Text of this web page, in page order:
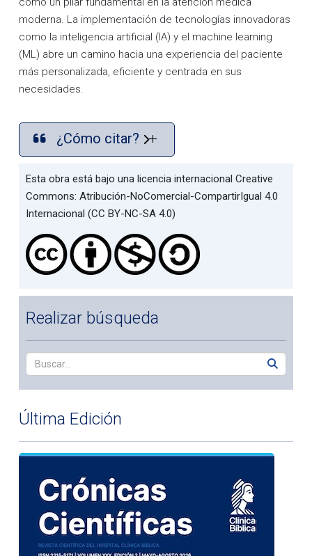
moderna. La implementación de tecnologías innovadoras
como la inteligencia artificial (IA) y el machine learning
(ML) abre un camino hacia una experiencia del paciente
más personalizada, eficiente y centrada en sus
necesidades.
¿Cómo citar?
Esta obra está bajo una licencia internacional Creative
Commons: Atribución-NoComercial-CompartirIgual 4.0
Internacional (CC BY-NC-SA 4.0)
Realizar búsqueda
Última Edición